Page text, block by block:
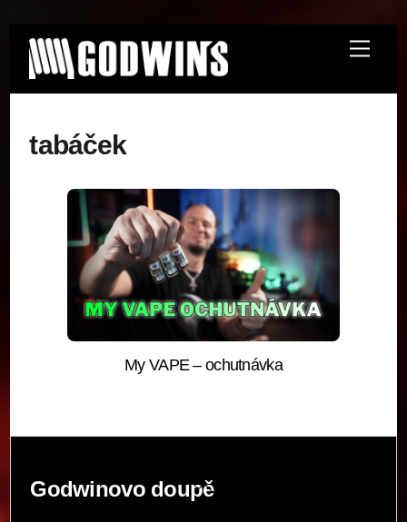
content
Menu
tabáček
My VAPE – ochutnávka
Back
Godwinovo doupě